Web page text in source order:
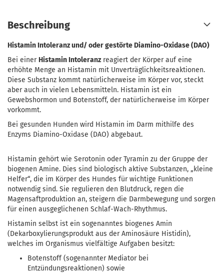
Beschreibung
Histamin Intoleranz und/ oder gestörte Diamino-Oxidase (DAO)
Bei einer Histamin Intoleranz reagiert der Körper auf eine
erhöhte Menge an Histamin mit Unverträglichkeitsreaktionen.
Diese Substanz kommt natürlicherweise im Körper vor, steckt
aber auch in vielen Lebensmitteln. Histamin ist ein
Gewebshormon und Botenstoff, der natürlicherweise im Körper
vorkommt.
Bei gesunden Hunden wird Histamin im Darm mithilfe des
Enzyms Diamino-Oxidase (DAO) abgebaut.
Histamin gehört wie Serotonin oder Tyramin zu der Gruppe der
biogenen Amine. Dies sind biologisch aktive Substanzen, „kleine
Helfer“, die im Körper des Hundes für wichtige Funktionen
notwendig sind. Sie regulieren den Blutdruck, regen die
Magensaftproduktion an, steigern die Darmbewegung und sorgen
für einen ausgeglichenen Schlaf-Wach-Rhythmus.
Histamin selbst ist ein sogenanntes biogenes Amin
(Dekarboxylierungsprodukt aus der Aminosäure Histidin),
welches im Organismus vielfältige Aufgaben besitzt:
Botenstoff (sogenannter Mediator bei
Entzündungsreaktionen) sowie